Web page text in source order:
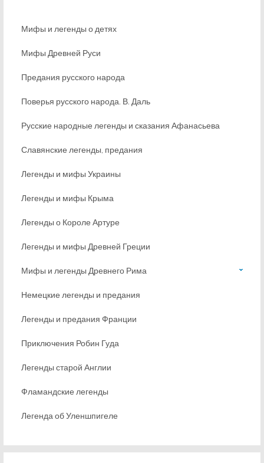
Мифы и легенды о детях
Мифы Древней Руси
Предания русского народа
Поверья русского народа. В. Даль
Русские народные легенды и сказания Афанасьева
Славянские легенды, предания
Легенды и мифы Украины
Легенды и мифы Крыма
Легенды о Короле Артуре
Легенды и мифы Древней Греции
Мифы и легенды Древнего Рима
Немецкие легенды и предания
Легенды и предания Франции
Приключения Робин Гуда
Легенды старой Англии
Фламандские легенды
Легенда об Уленшпигеле